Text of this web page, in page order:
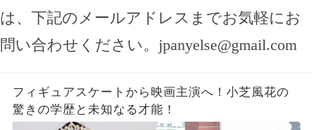
は、下記のメールアドレスまでお気軽にお
問い合わせください。 jpanyelse@gmail.com
フィギュアスケートから映画主演へ！小芝風花の
驚きの学歴と未知なる才能！